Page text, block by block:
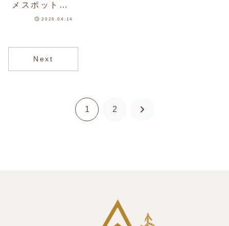
メスポット！
おすすめ10選
2026.04.14
Next
1 2
次